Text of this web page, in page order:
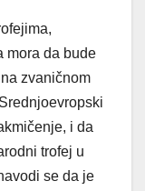
mora da bude
zvaničnom
i da
trofej u
se da je